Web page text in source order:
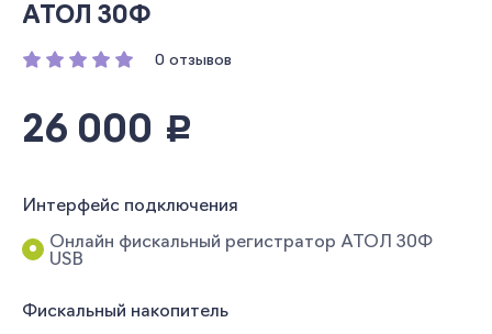
АТОЛ 30Ф
0 отзывов
26 000 руб.
Интерфейс подключения
Онлайн фискальный регистратор АТОЛ 30Ф
USB
Фискальный накопитель